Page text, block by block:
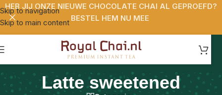
Skip to navigation
Skip to main content
HEB JIJ ONZE NIEUWE CHOCOLATE CHAI AL GEPROEFD?
BESTEL HEM NU MEE
Latte sweetened